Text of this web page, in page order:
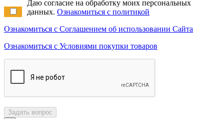
Даю согласие на обработку моих персональных
данных. Ознакомиться с политикой
Ознакомиться с Соглашением об использовании Сайта
Ознакомиться с Условиями покупки товаров
Задать вопрос